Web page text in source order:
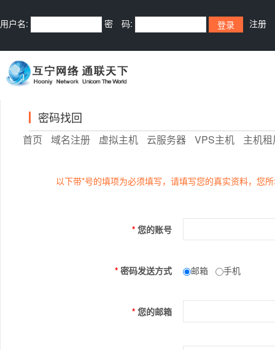
用户名: 密 码: 注册
首页 域名注册 虚拟主机 云服务器 VPS主机 主机
密码找回
以下带*号的填项为必须填写，请填写您的真实资料，您
* 您的账号
* 密码发送方式 邮箱 手机
* 您的邮箱